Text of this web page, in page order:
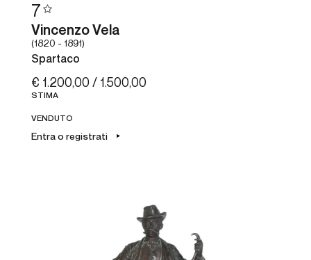
7
Vincenzo Vela
(1820 - 1891)
Spartaco
€ 1.200,00 / 1.500,00
STIMA
VENDUTO
Entra o registrati